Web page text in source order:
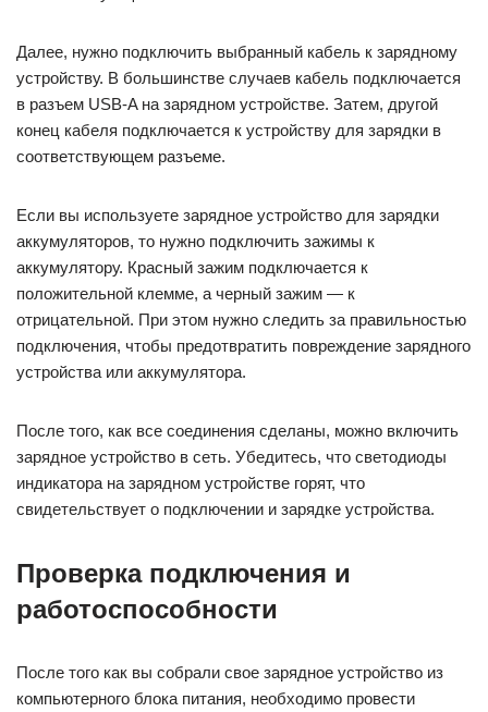
Далее, нужно подключить выбранный кабель к зарядному
устройству. В большинстве случаев кабель подключается
в разъем USB-A на зарядном устройстве. Затем, другой
конец кабеля подключается к устройству для зарядки в
соответствующем разъеме.
Если вы используете зарядное устройство для зарядки
аккумуляторов, то нужно подключить зажимы к
аккумулятору. Красный зажим подключается к
положительной клемме, а черный зажим — к
отрицательной. При этом нужно следить за правильностью
подключения, чтобы предотвратить повреждение зарядного
устройства или аккумулятора.
После того, как все соединения сделаны, можно включить
зарядное устройство в сеть. Убедитесь, что светодиоды
индикатора на зарядном устройстве горят, что
свидетельствует о подключении и зарядке устройства.
Проверка подключения и
работоспособности
После того как вы собрали свое зарядное устройство из
компьютерного блока питания, необходимо провести